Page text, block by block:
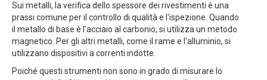
Sui metalli, la verifica dello spessore dei rivestimenti è una
prassi comune per il controllo di qualità e l'ispezione. Quando
il metallo di base è l'acciaio al carbonio, si utilizza un metodo
magnetico. Per gli altri metalli, come il rame e l'alluminio, si
utilizzano dispositivi a correnti indotte.
Poiché questi strumenti non sono in grado di misurare lo